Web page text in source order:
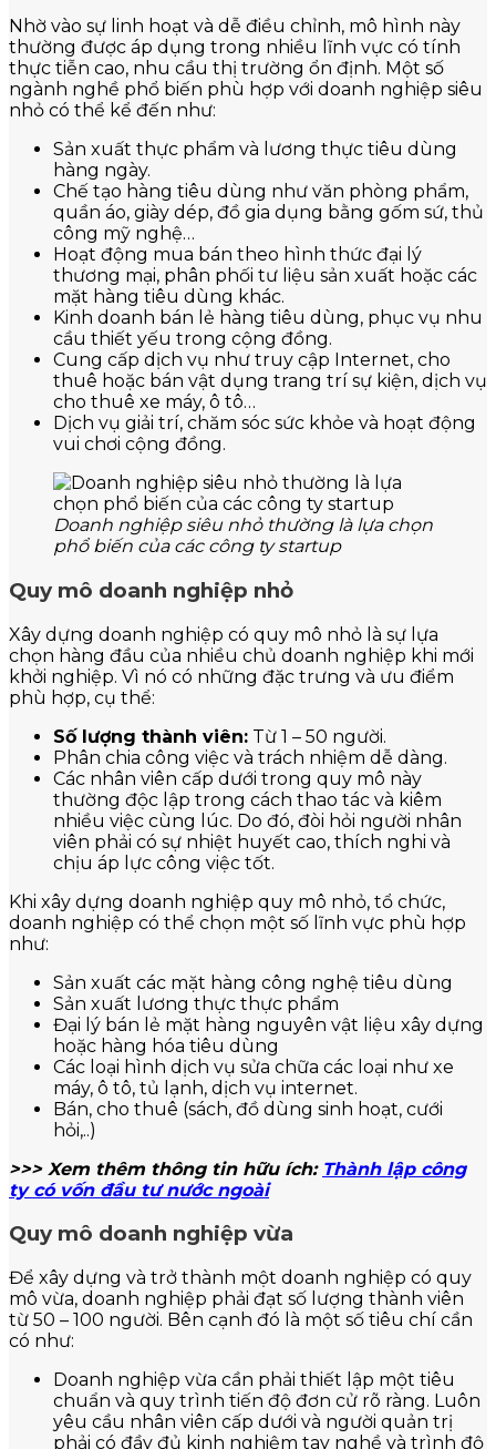
Nhờ vào sự linh hoạt và dễ điều chỉnh, mô hình này
thường được áp dụng trong nhiều lĩnh vực có tính
thực tiễn cao, nhu cầu thị trường ổn định. Một số
ngành nghề phổ biến phù hợp với doanh nghiệp siêu
nhỏ có thể kể đến như:
Sản xuất thực phẩm và lương thực tiêu dùng
hàng ngày.
Chế tạo hàng tiêu dùng như văn phòng phẩm,
quần áo, giày dép, đồ gia dụng bằng gốm sứ, thủ
công mỹ nghệ…
Hoạt động mua bán theo hình thức đại lý
thương mại, phân phối tư liệu sản xuất hoặc các
mặt hàng tiêu dùng khác.
Kinh doanh bán lẻ hàng tiêu dùng, phục vụ nhu
cầu thiết yếu trong cộng đồng.
Cung cấp dịch vụ như truy cập Internet, cho
thuê hoặc bán vật dụng trang trí sự kiện, dịch vụ
cho thuê xe máy, ô tô…
Dịch vụ giải trí, chăm sóc sức khỏe và hoạt động
vui chơi cộng đồng.
Doanh nghiệp siêu nhỏ thường là lựa chọn
phổ biến của các công ty startup
Quy mô doanh nghiệp nhỏ
Xây dựng doanh nghiệp có quy mô nhỏ là sự lựa
chọn hàng đầu của nhiều chủ doanh nghiệp khi mới
khởi nghiệp. Vì nó có những đặc trưng và ưu điểm
phù hợp, cụ thể:
Số lượng thành viên: Từ 1 – 50 người.
Phân chia công việc và trách nhiệm dễ dàng.
Các nhân viên cấp dưới trong quy mô này
thường độc lập trong cách thao tác và kiêm
nhiều việc cùng lúc. Do đó, đòi hỏi người nhân
viên phải có sự nhiệt huyết cao, thích nghi và
chịu áp lực công việc tốt.
Khi xây dựng doanh nghiệp quy mô nhỏ, tổ chức,
doanh nghiệp có thể chọn một số lĩnh vực phù hợp
như:
Sản xuất các mặt hàng công nghệ tiêu dùng
Sản xuất lương thực thực phẩm
Đại lý bán lẻ mặt hàng nguyên vật liệu xây dựng
hoặc hàng hóa tiêu dùng
Các loại hình dịch vụ sửa chữa các loại như xe
máy, ô tô, tủ lạnh, dịch vụ internet.
Bán, cho thuê (sách, đồ dùng sinh hoạt, cưới
hỏi,..)
>>> Xem thêm thông tin hữu ích: Thành lập công
ty có vốn đầu tư nước ngoài
Quy mô doanh nghiệp vừa
Để xây dựng và trở thành một doanh nghiệp có quy
mô vừa, doanh nghiệp phải đạt số lượng thành viên
từ 50 – 100 người. Bên cạnh đó là một số tiêu chí cần
có như:
Doanh nghiệp vừa cần phải thiết lập một tiêu
chuẩn và quy trình tiến độ đơn cử rõ ràng. Luôn
yêu cầu nhân viên cấp dưới và người quản trị
phải có đầy đủ kinh nghiệm tay nghề và trình độ